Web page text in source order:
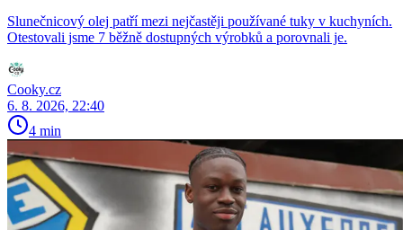
Slunečnicový olej patří mezi nejčastěji používané tuky v kuchyních.
Otestovali jsme 7 běžně dostupných výrobků a porovnali je.
Cooky.cz
6. 8. 2026, 22:40
4 min